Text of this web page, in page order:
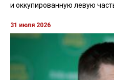
и оккупированную левую часть
31 июля 2026